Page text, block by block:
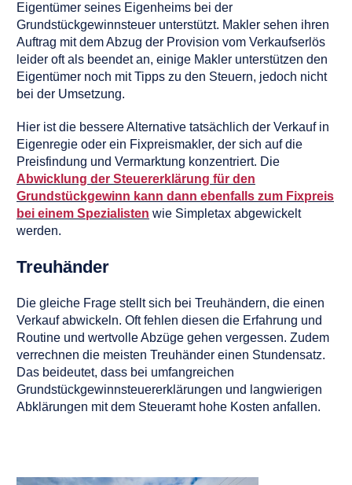
Eigentümer seines Eigenheims bei der
Grundstückgewinnsteuer unterstützt. Makler sehen ihren
Auftrag mit dem Abzug der Provision vom Verkaufserlös
leider oft als beendet an, einige Makler unterstützen den
Eigentümer noch mit Tipps zu den Steuern, jedoch nicht
bei der Umsetzung.
Hier ist die bessere Alternative tatsächlich der Verkauf in
Eigenregie oder ein Fixpreismakler, der sich auf die
Preisfindung und Vermarktung konzentriert. Die
Abwicklung der Steuererklärung für den
Grundstückgewinn kann dann ebenfalls zum Fixpreis
bei einem Spezialisten wie Simpletax abgewickelt
werden.
Treuhänder
Die gleiche Frage stellt sich bei Treuhändern, die einen
Verkauf abwickeln. Oft fehlen diesen die Erfahrung und
Routine und wertvolle Abzüge gehen vergessen. Zudem
verrechnen die meisten Treuhänder einen Stundensatz.
Das beideutet, dass bei umfangreichen
Grundstückgewinnsteuererklärungen und langwierigen
Abklärungen mit dem Steueramt hohe Kosten anfallen.